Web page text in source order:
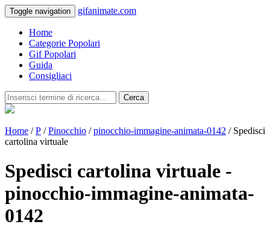
Toggle navigation gifanimate.com
Home
Categorie Popolari
Gif Popolari
Guida
Consigliaci
Cerca
Home /P /Pinocchio /pinocchio-immagine-animata-0142 / Spedisci
cartolina virtuale
Spedisci cartolina virtuale -
pinocchio-immagine-animata-
0142